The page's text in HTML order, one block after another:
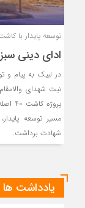
توسعه پایدار با
ادای دینی
در لبیک به پیام و
نیت شهدای
مسیر توسعه
شهادت برداشت.
یادداشت ها